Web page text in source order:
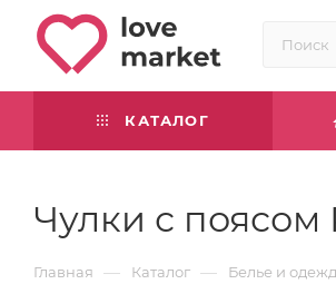
КАТАЛОГ
Чулки с поясом
Главная — Каталог — Белье и